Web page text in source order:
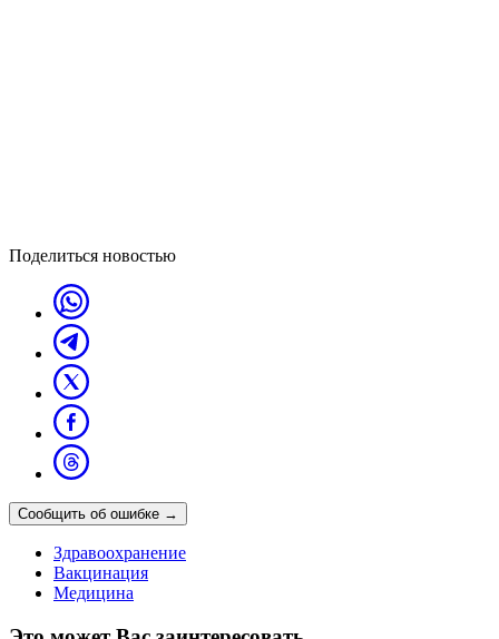
Поделиться новостью
Сообщить об ошибке →
Здравоохранение
Вакцинация
Медицина